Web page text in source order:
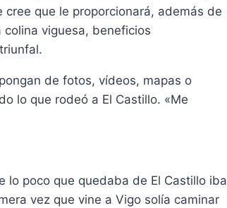
que le proporcionará, además de
viguesa, beneficios
de fotos, vídeos, mapas o
lo que rodeó a El Castillo. «Me
lo poco que quedaba de El Castillo iba
vez que vine a Vigo solía caminar